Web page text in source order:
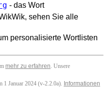
- das Wort
sehen Sie alle
personalisierte Wortlisten
mehr zu erfahren. Unsere
1 Januar 2024 (v-2.2.0a). Informationen